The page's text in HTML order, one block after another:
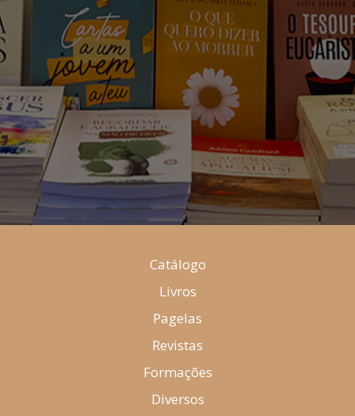
Catálogo
Livros
Pagelas
Revistas
Formações
Diversos